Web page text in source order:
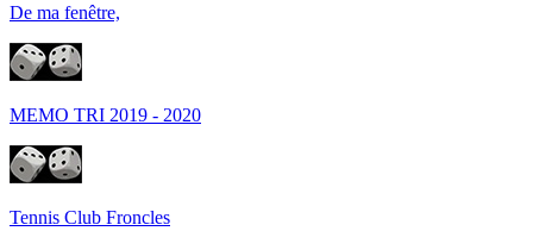
De ma fenêtre,
MEMO TRI 2019 - 2020
Tennis Club Froncles